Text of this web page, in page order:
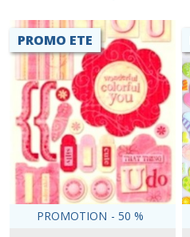
PROMO ETE
PROMOTION - 50 %